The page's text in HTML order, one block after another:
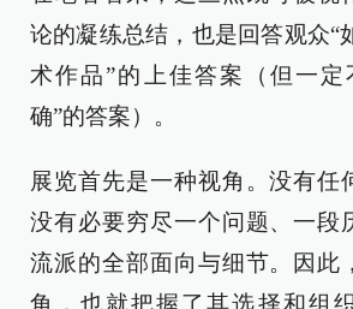
论的凝练总结，也是回答观众“
术作品”的上佳答案（但一定
确”的答案）。
展览首先是一种视角。没有任
没有必要穷尽一个问题、一段
流派的全部面向与细节。因此
角，也就把握了其选择和组